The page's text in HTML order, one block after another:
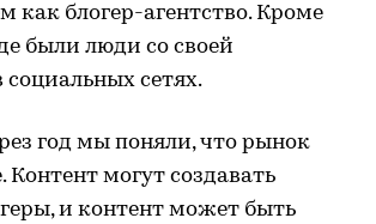
как блогер-агентство. Кроме
были люди со своей
сетях.
год мы поняли, что рынок
Контент могут создавать
и контент может быть